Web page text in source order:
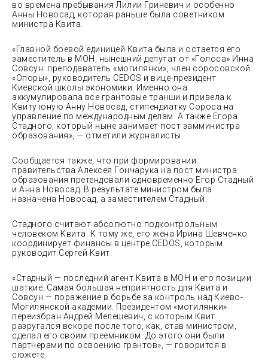
во времена пребывания Лилии Гриневич и особенно
Анны Новосад, которая раньше была советником
министра Квита.
«Главной боевой единицей Квита была и остается его
заместитель в МОН, нынешний депутат от «Голоса» Инна
Совсун: преподаватель «могилянки», член соросовской
«Опоры», руководитель CEDOS и вице-президент
Киевской школы экономики. Именно она
аккумулировала все грантовые транши и привела к
Квиту юную Анну Новосад, стипендиатку Сороса на
управление по международным делам. А также Егора
Стадного, который ныне занимает пост замминистра
образования», — отметили журналисты.
Сообщается также, что при формировании
правительства Алексея Гончарука на пост министра
образования претендовали одновременно Егор Стадный
и Анна Новосад. В результате министром была
назначена Новосад, а заместителем Стадный.
Стадного считают абсолютно подконтрольным
человеком Квита. К тому же, его жена Ирина Шевченко
координирует финансы в центре CEDOS, которым
руководит Сергей Квит.
«Стадный — последний агент Квита в МОН и его позиции
шаткие. Самая большая неприятность для Квита и
Совсун — поражение в борьбе за контроль над Киево-
Могилянской академии. Президентом «могилянки»
переизбран Андрей Мелешевич, с которым Квит
разругался вскоре после того, как, став министром,
сделал его своим преемником. До этого они были
партнерами по освоению грантов», — говорится в
сюжете.